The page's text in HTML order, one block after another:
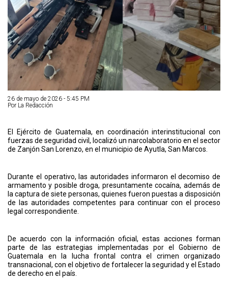
26 de mayo de 2026 - 5:45 PM
Por La Redacción
El Ejército de Guatemala, en coordinación interinstitucional con
fuerzas de seguridad civil, localizó un narcolaboratorio en el sector
de Zanjón San Lorenzo, en el municipio de Ayutla, San Marcos.
Durante el operativo, las autoridades informaron el decomiso de
armamento y posible droga, presuntamente cocaína, además de
la captura de siete personas, quienes fueron puestas a disposición
de las autoridades competentes para continuar con el proceso
legal correspondiente.
De acuerdo con la información oficial, estas acciones forman
parte de las estrategias implementadas por el Gobierno de
Guatemala en la lucha frontal contra el crimen organizado
transnacional, con el objetivo de fortalecer la seguridad y el Estado
de derecho en el país.